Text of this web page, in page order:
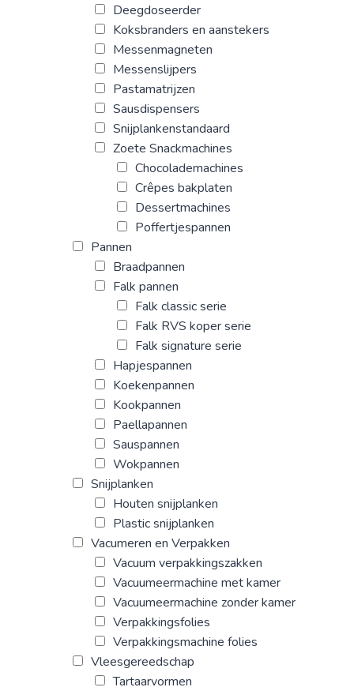
Deegdoseerder
Koksbranders en aanstekers
Messenmagneten
Messenslijpers
Pastamatrijzen
Sausdispensers
Snijplankenstandaard
Zoete Snackmachines
Chocolademachines
Crêpes bakplaten
Dessertmachines
Poffertjespannen
Pannen
Braadpannen
Falk pannen
Falk classic serie
Falk RVS koper serie
Falk signature serie
Hapjespannen
Koekenpannen
Kookpannen
Paellapannen
Sauspannen
Wokpannen
Snijplanken
Houten snijplanken
Plastic snijplanken
Vacumeren en Verpakken
Vacuum verpakkingszakken
Vacuumeermachine met kamer
Vacuumeermachine zonder kamer
Verpakkingsfolies
Verpakkingsmachine folies
Vleesgereedschap
Tartaarvormen